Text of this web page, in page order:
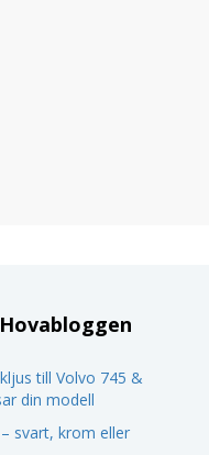
till Volvo 745 &
din modell
svart, krom eller